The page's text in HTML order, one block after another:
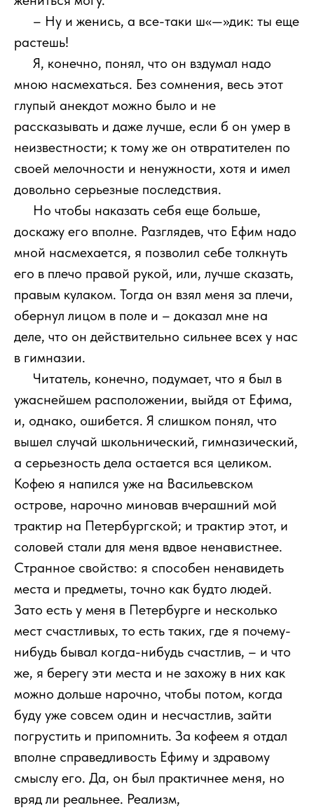
– Ну и женись, а все-таки ш<<—>>дик: ты еще
растешь!
Я, конечно, понял, что он вздумал надо
мною насмехаться. Без сомнения, весь этот
глупый анекдот можно было и не
рассказывать и даже лучше, если б он умер в
неизвестности; к тому же он отвратителен по
своей мелочности и ненужности, хотя и имел
довольно серьезные последствия.
Но чтобы наказать себя еще больше,
доскажу его вполне. Разглядев, что Ефим надо
мной насмехается, я позволил себе толкнуть
его в плечо правой рукой, или, лучше сказать,
правым кулаком. Тогда он взял меня за плечи,
обернул лицом в поле и – доказал мне на
деле, что он действительно сильнее всех у нас
в гимназии.
Читатель, конечно, подумает, что я был в
ужаснейшем расположении, выйдя от Ефима,
и, однако, ошибется. Я слишком понял, что
вышел случай школьнический, гимназический,
а серьезность дела остается вся целиком.
Кофею я напился уже на Васильевском
острове, нарочно миновав вчерашний мой
трактир на Петербургской; и трактир этот, и
соловей стали для меня вдвое ненавистнее.
Странное свойство: я способен ненавидеть
места и предметы, точно как будто людей.
Зато есть у меня в Петербурге и несколько
мест счастливых, то есть таких, где я почему-
нибудь бывал когда-нибудь счастлив, – и что
же, я берегу эти места и не захожу в них как
можно дольше нарочно, чтобы потом, когда
буду уже совсем один и несчастлив, зайти
погрустить и припомнить. За кофеем я отдал
вполне справедливость Ефиму и здравому
смыслу его. Да, он был практичнее меня, но
вряд ли реальнее. Реализм,